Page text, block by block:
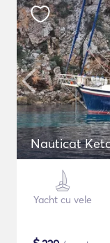
Nauticat
Yacht cu vele